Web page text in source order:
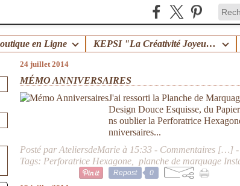
en Ligne KEPSI "La Créativité Joyeuse en Famille" !
24 juillet 2014
MÉMO ANNIVERSAIRES
J'ai ressorti la Planche de
Design Douce Esquisse, du
ns oublier la Perforatrice
nniversaires...
Posté par AteliersdeMarie à 15:33 - Commentaires […]
Tags: Perforatrice Hexagone planche de marquage
Repost 0